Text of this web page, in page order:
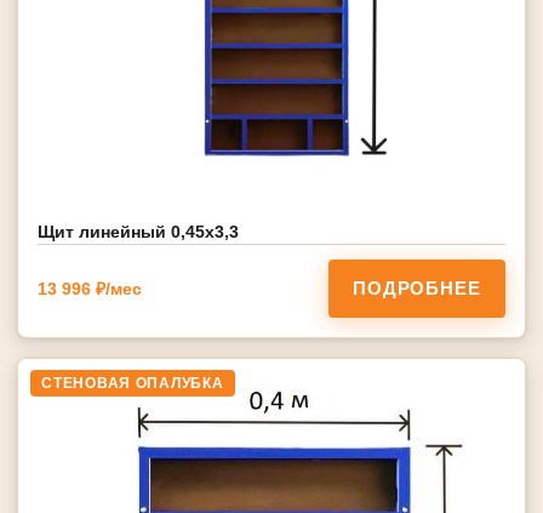
Щит линейный 0,45х3,3
13 996 ₽/мес ПОДРОБНЕЕ
СТЕНОВАЯ ОПАЛУБКА